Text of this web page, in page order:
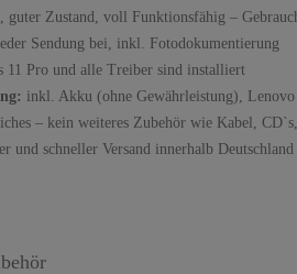
guter Zustand, voll Funktionsfähig –
Sendung bei, inkl. Fotodokumentierung
11 Pro und alle Treiber sind installiert
inkl. Akku (ohne Gewährleistung),
– kein weiteres Zubehör wie Kabel,
und schneller Versand innerhalb Deutschland